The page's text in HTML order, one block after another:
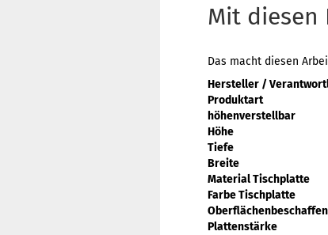
Mit
Das macht diesen
Hersteller /
Produktart
höhenverstellbar
Höhe
Tiefe
Breite
Material Tischplatte
Farbe Tischplatte
Plattenstärke